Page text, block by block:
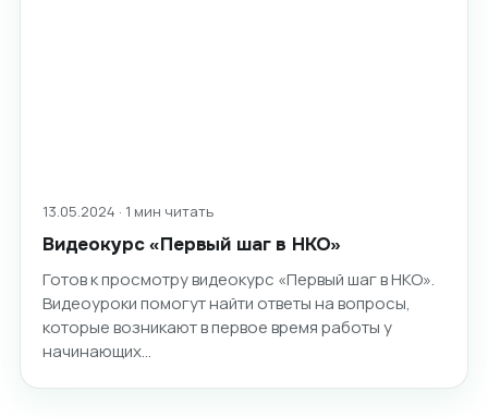
13.05.2024 · 1 мин читать
Видеокурс «Первый шаг в НКО»
Готов к просмотру видеокурс «Первый шаг в НКО».
Видеоуроки помогут найти ответы на вопросы,
которые возникают в первое время работы у
начинающих…